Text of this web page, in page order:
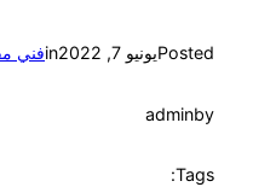
Postedيونيو 7, 2022 inفني
by
admin
Tags: